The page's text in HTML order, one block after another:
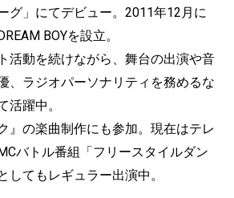
グ」にてデビュー。2011年12月に
BOYを設立。
活動を続けながら、舞台の出演や音
、ラジオパーソナリティを務めるな
活躍中。
』の楽曲制作にも参加。現在はテレ
バトル番組「フリースタイルダン
してもレギュラー出演中。